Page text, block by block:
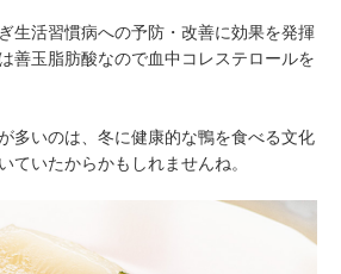
生活習慣病への予防・改善に効果を発揮
善玉脂肪酸なので血中コレステロールを
多いのは、冬に健康的な鴨を食べる文化
ていたからかもしれませんね。